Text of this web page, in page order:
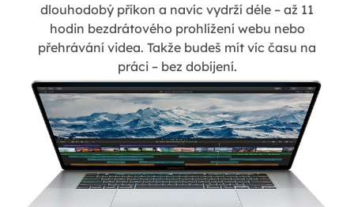
dlouhodobý příkon a navíc vydrží déle – až 11
hodin bezdrátového prohlížení webu nebo
přehrávání videa. Takže budeš mít víc času na
práci – bez dobíjení.